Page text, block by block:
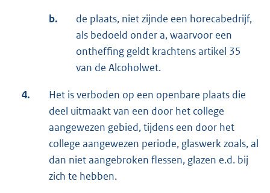
b.
de plaats, niet zijnde een horecabedrijf,
als bedoeld onder a, waarvoor een
ontheffing geldt krachtens artikel 35
van de Alcoholwet.
4.
Het is verboden op een openbare plaats die
deel uitmaakt van een door het college
aangewezen gebied, tijdens een door het
college aangewezen periode, glaswerk zoals, al
dan niet aangebroken flessen, glazen e.d. bij
zich te hebben.